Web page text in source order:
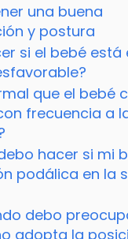
una buena
y postura
si el bebé está
que el bebé
frecuencia a
hacer si mi
podálica en la
debo
adopta la